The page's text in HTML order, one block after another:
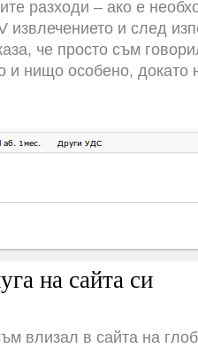
разходи – ако е
извлечението и след
че просто съм
и нищо особено, докато
на сайта си
влизал в сайта на